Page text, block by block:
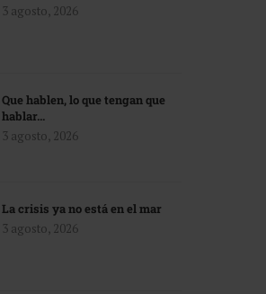
3 agosto, 2026
Que hablen, lo que tengan que
hablar…
3 agosto, 2026
La crisis ya no está en el mar
3 agosto, 2026